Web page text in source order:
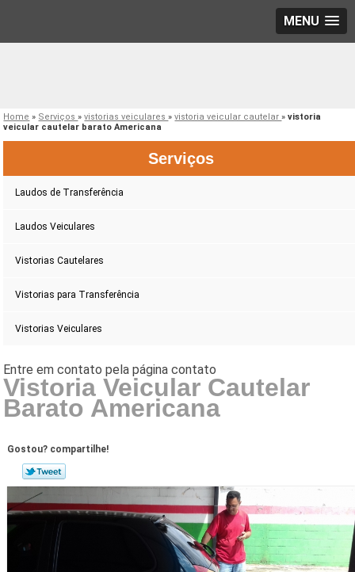
MENU
Home » Serviços»vistorias veiculares»vistoria veicular cautelar»vistoria
veicular cautelar barato Americana
Serviços
Laudos de Transferência
Laudos Veiculares
Vistorias Cautelares
Vistorias para Transferência
Vistorias Veiculares
Vistoria Veicular Cautelar
Barato Americana
Gostou? compartilhe!